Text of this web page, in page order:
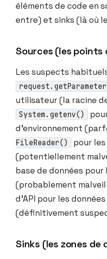
éléments de code en
entre) et sinks (là où
Sources (les points
Les suspects
utilisateur (la racine
System.getenv()
d’environnement
FileReader()
pour
(potentiellement
base de données pour
(probablement
d’API pour les
(définitivement
Sinks (les zones de